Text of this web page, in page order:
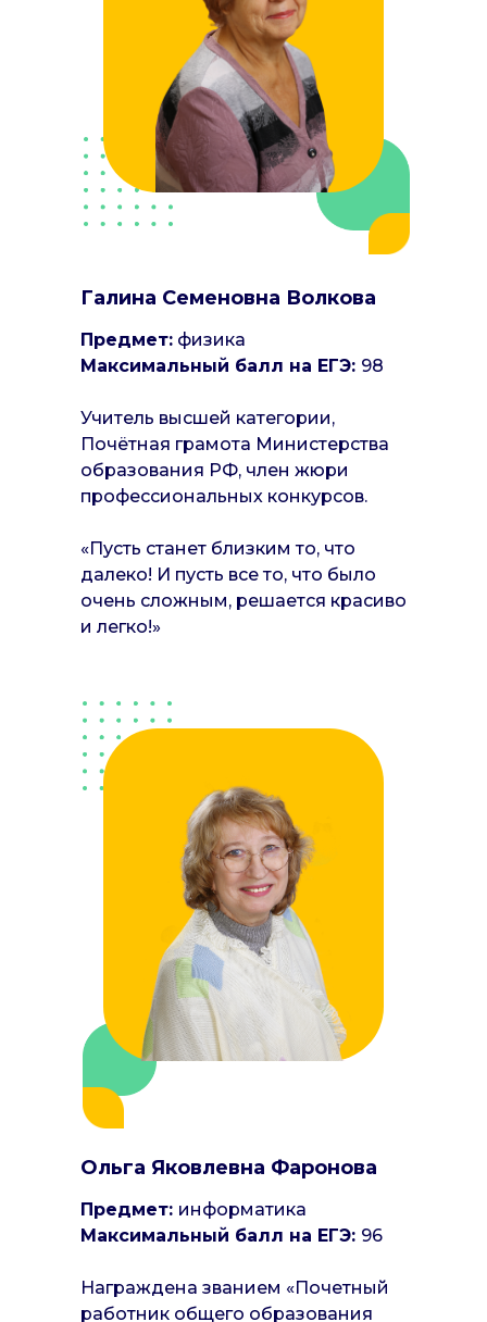
Галина Семеновна Волкова
Предмет: физика
Максимальный балл на ЕГЭ: 98
Учитель высшей категории,
Почётная грамота Министерства
образования РФ, член жюри
профессиональных конкурсов.
«Пусть станет близким то, что
далеко! И пусть все то, что было
очень сложным, решается красиво
и легко!»
Ольга Яковлевна Фаронова
Предмет: информатика
Максимальный балл на ЕГЭ: 96
Награждена званием «Почетный
работник общего образования